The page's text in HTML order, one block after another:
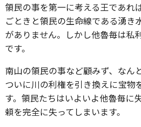
領民の事を第一に考える王であれ
ごときと領民の生命線である湧き
がありません。しかし他魯毎は私
です。
南山の領民の事など顧みず、なん
ついに川の利権を引き換えに宝物
す。領民たちはいよいよ他魯毎に
頼を完全に失ってしまいます。